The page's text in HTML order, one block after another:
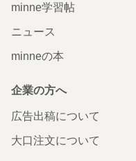
minne学習帖
ニュース
minneの本
企業の方へ
広告出稿について
大口注文について